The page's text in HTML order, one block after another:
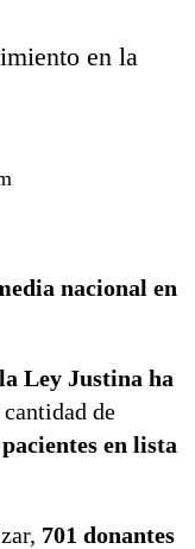
en la
nacional en
Ley Justina ha
de
en lista
701 donantes